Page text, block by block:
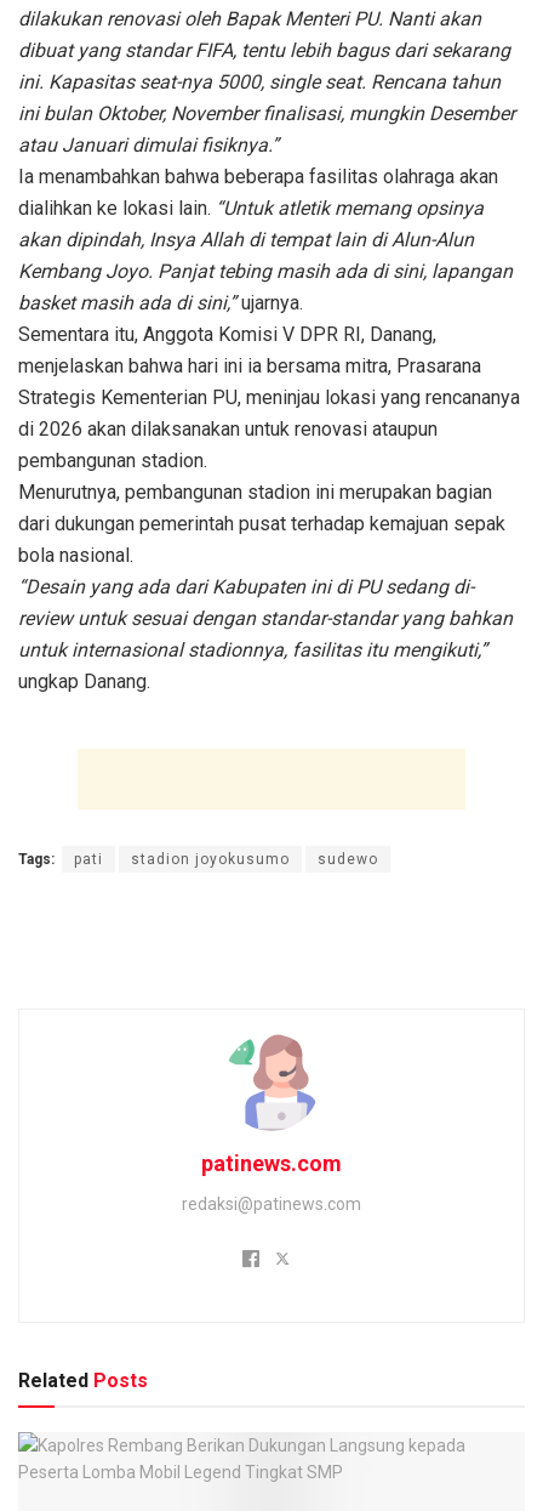
dilakukan renovasi oleh Bapak Menteri PU. Nanti akan
dibuat yang standar FIFA, tentu lebih bagus dari sekarang
ini. Kapasitas seat-nya 5000, single seat. Rencana tahun
ini bulan Oktober, November finalisasi, mungkin Desember
atau Januari dimulai fisiknya.”
Ia menambahkan bahwa beberapa fasilitas olahraga akan
dialihkan ke lokasi lain. “Untuk atletik memang opsinya
akan dipindah, Insya Allah di tempat lain di Alun-Alun
Kembang Joyo. Panjat tebing masih ada di sini, lapangan
basket masih ada di sini,”ujarnya.
Sementara itu, Anggota Komisi V DPR RI, Danang,
menjelaskan bahwa hari ini ia bersama mitra, Prasarana
Strategis Kementerian PU, meninjau lokasi yang rencananya
di 2026 akan dilaksanakan untuk renovasi ataupun
pembangunan stadion.
Menurutnya, pembangunan stadion ini merupakan bagian
dari dukungan pemerintah pusat terhadap kemajuan sepak
bola nasional.
“Desain yang ada dari Kabupaten ini di PU sedang di-
review untuk sesuai dengan standar-standar yang bahkan
untuk internasional stadionnya, fasilitas itu mengikuti,”
ungkap Danang.
Tags: pati stadion joyokusumo sudewo
patinews.com
redaksi@patinews.com
Related Posts